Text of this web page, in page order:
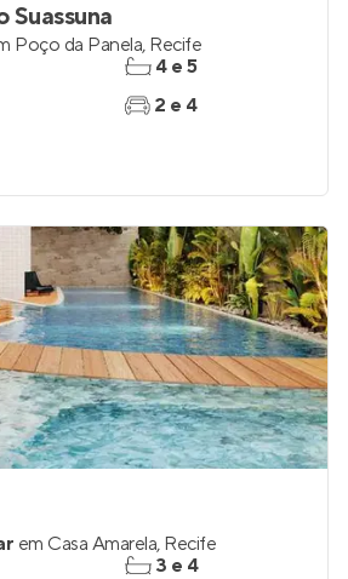
Suassuna
Poço da Panela, Recife
4 e 5
2 e 4
em Casa Amarela, Recife
3 e 4